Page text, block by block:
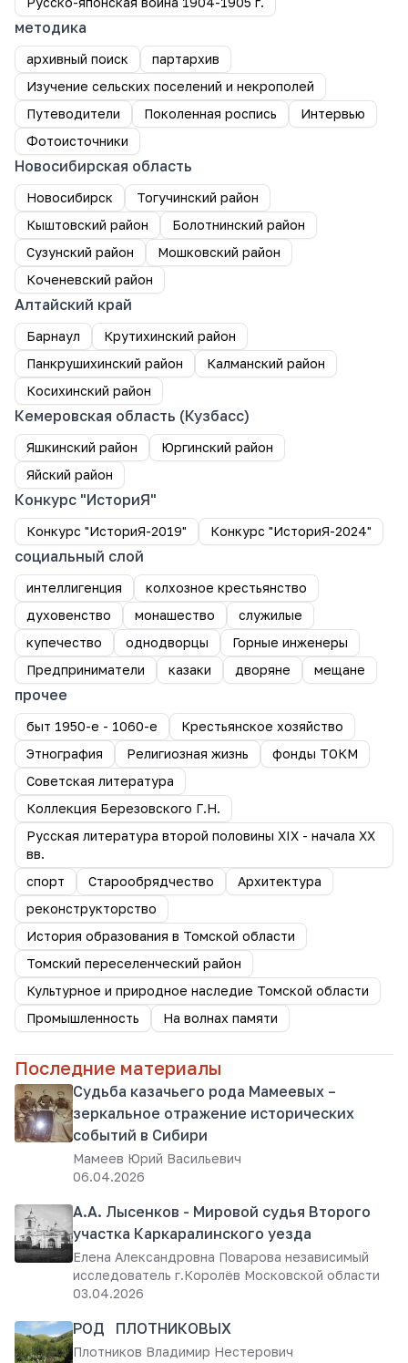
методика
архивный поиск
партархив
Изучение сельских поселений и некрополей
Путеводители
Поколенная роспись
Интервью
Фотоисточники
Новосибирская область
Новосибирск
Тогучинский район
Кыштовский район
Болотнинский район
Сузунский район
Мошковский район
Коченевский район
Алтайский край
Барнаул
Крутихинский район
Панкрушихинский район
Калманский район
Косихинский район
Кемеровская область (Кузбасс)
Яшкинский район
Юргинский район
Яйский район
Конкурс "ИсториЯ"
Конкурс "ИсториЯ-2019" Конкурс "ИсториЯ-2024"
социальный слой
интеллигенция
колхозное крестьянство
духовенство
монашество
служилые
купечество
однодворцы
Горные инженеры
Предприниматели
казаки дворяне мещане
прочее
быт 1950-е - 1060-е
Крестьянское хозяйство
Этнография
Религиозная жизнь
фонды ТОКМ
Советская литература
Коллекция Березовского Г.Н.
Русская литература второй половины XIX - начала XX
вв.
спорт
Старообрядчество
Архитектура
реконструкторство
История образования в Томской области
Томский переселенческий район
Культурное и природное наследие Томской области
Промышленность
На волнах памяти
Последние материалы
Судьба казачьего рода Мамеевых –
зеркальное отражение исторических
событий в Сибири
Мамеев Юрий Васильевич
06.04.2026
А.А. Лысенков - Мировой судья Второго
участка Каркаралинского уезда
Елена Александровна Поварова независимый
исследователь г.Королёв Московской области
03.04.2026
РОД ПЛОТНИКОВЫХ
Плотников Владимир Нестерович